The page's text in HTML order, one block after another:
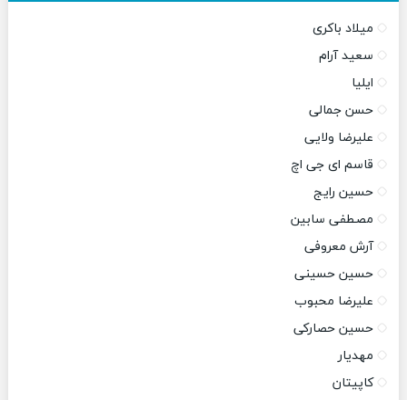
میلاد باکری
سعید آرام
ایلیا
حسن جمالی
علیرضا ولایی
قاسم ای جی اچ
حسین رایج
مصطفی سابین
آرش معروفی
حسین حسینی
علیرضا محبوب
حسین حصارکی
مهدیار
کاپیتان